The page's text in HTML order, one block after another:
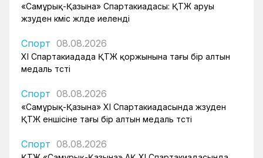
«Самұрық-Қазына» Спартакиадасы: ҚТЖ аруы
жүзуден күміс жүлде иеленді
Спорт 08.08.2026
XI Спартакиадада ҚТЖ қоржынына тағы бір алтын
медаль түсті
Спорт 08.08.2026
«Самұрық-Қазына» XI Спартакиадасында жүзуден
ҚТЖ еншісіне тағы бір алтын медаль түсті
Спорт 08.08.2026